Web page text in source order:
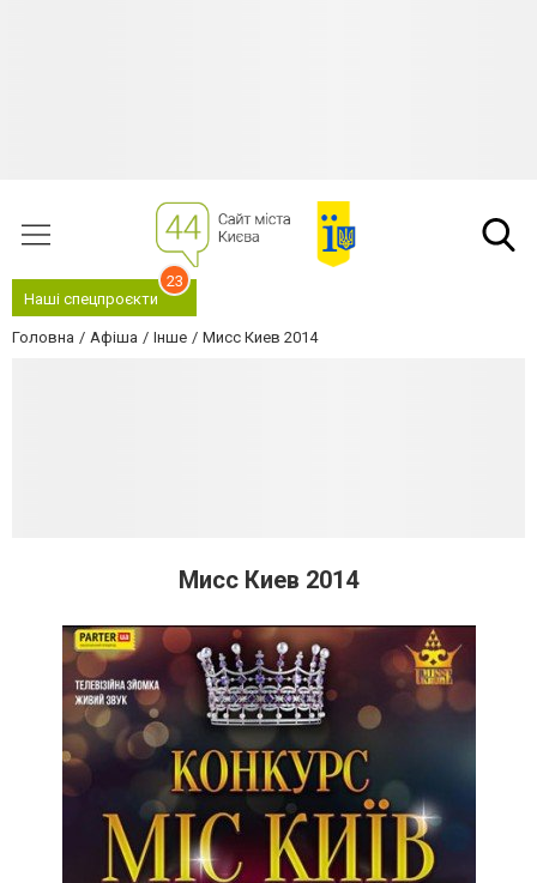
Наші спецпроєкти
23
Головна Афіша Інше Мисс Киев 2014
Мисс Киев 2014